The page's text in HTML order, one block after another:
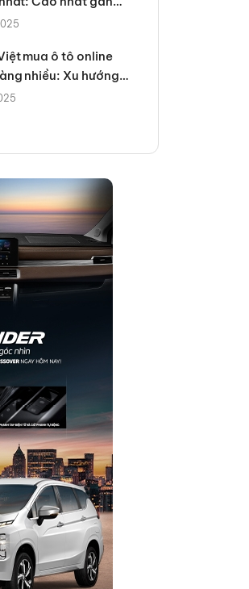
mua ô tô online
nhiều: Xu hướng